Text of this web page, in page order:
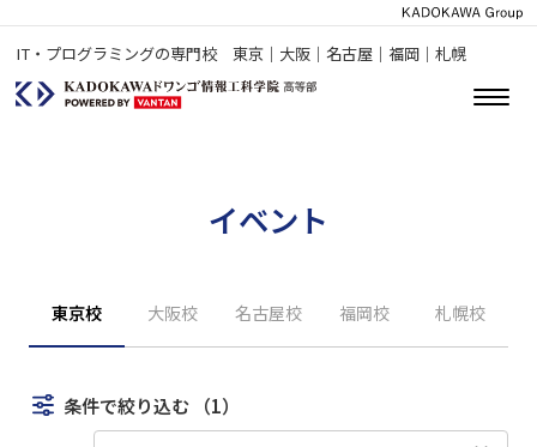
IT・プログラミングの専門校 東京｜大阪｜名古屋｜福岡｜札幌
イベント
東京校 大阪校 名古屋校 福岡校 札幌校
条件で絞り込む （1）